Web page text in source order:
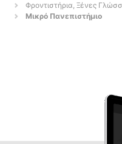
Φροντιστήρια, Ξένες
Μικρό Πανεπιστήμιο